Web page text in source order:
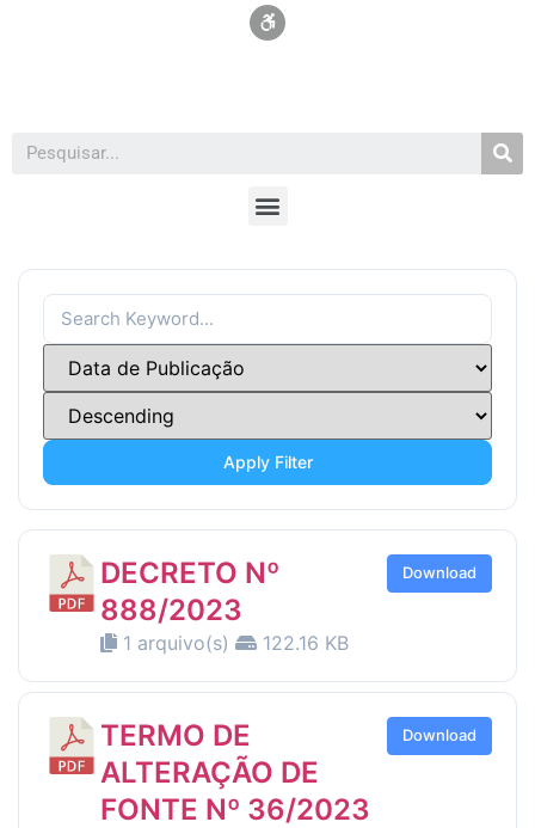
Apply Filter
DECRETO Nº
888/2023
1 arquivo(s) 122.16 KB
Download
TERMO DE
ALTERAÇÃO DE
FONTE Nº 36/2023
Download